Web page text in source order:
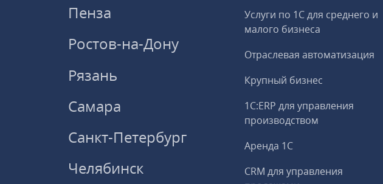
Пенза
Ростов-на-Дону
Рязань
Самара
Санкт-Петербург
Челябинск
Услуги по 1С для среднего и
малого бизнеса
Отраслевая автоматизация
Крупный бизнес
1С:ERP для управления
производством
Аренда 1С
CRM для управления